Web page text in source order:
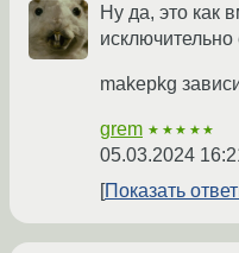
Ну да, это как
исключительно
makepkg
grem ★★★★★
05.03.2024
Показать